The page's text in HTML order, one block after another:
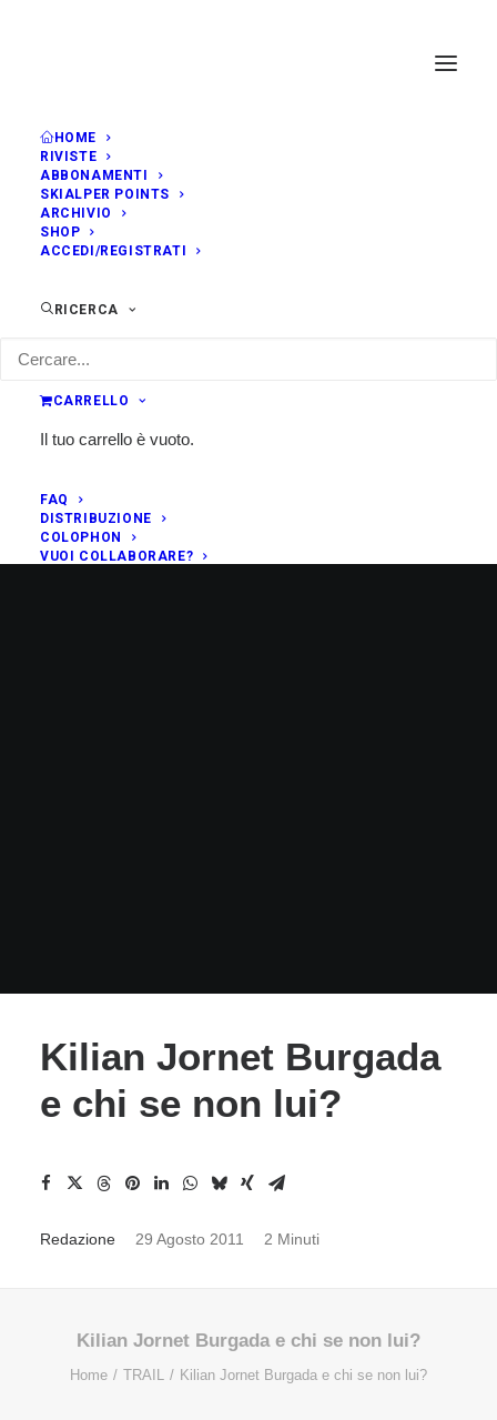
HOME
RIVISTE
ABBONAMENTI
SKIALPER POINTS
ARCHIVIO
SHOP
ACCEDI/REGISTRATI
RICERCA
CARRELLO
Il tuo carrello è vuoto.
FAQ
DISTRIBUZIONE
COLOPHON
VUOI COLLABORARE?
Kilian Jornet Burgada
e chi se non lui?
Redazione 29 Agosto 2011 2 Minuti
Kilian Jornet Burgada e chi se non lui?
Home TRAIL Kilian Jornet Burgada e chi se non lui?